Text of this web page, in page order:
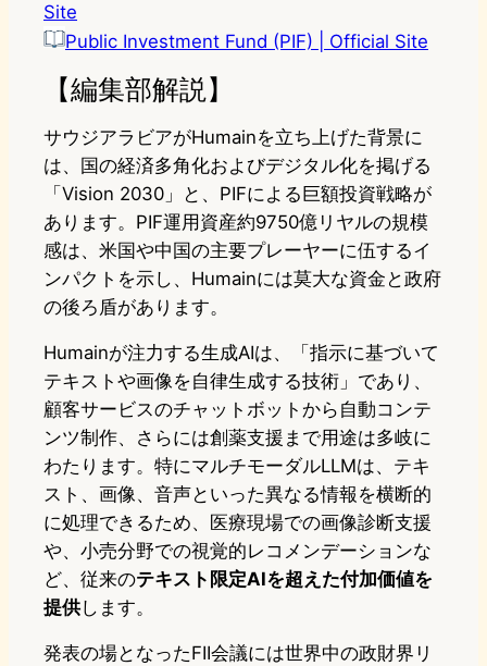
Site
Public Investment Fund (PIF) | Official Site
【編集部解説】
サウジアラビアがHumainを立ち上げた背景に
は、国の経済多角化およびデジタル化を掲げる
「Vision 2030」と、PIFによる巨額投資戦略が
あります。PIF運用資産約9750億リヤルの規模
感は、米国や中国の主要プレーヤーに伍するイ
ンパクトを示し、Humainには莫大な資金と政府
の後ろ盾があります。
Humainが注力する生成AIは、「指示に基づいて
テキストや画像を自律生成する技術」であり、
顧客サービスのチャットボットから自動コンテ
ンツ制作、さらには創薬支援まで用途は多岐に
わたります。特にマルチモーダルLLMは、テキ
スト、画像、音声といった異なる情報を横断的
に処理できるため、医療現場での画像診断支援
や、小売分野での視覚的レコメンデーションな
ど、従来のテキスト限定AIを超えた付加価値を
提供します。
発表の場となったFII会議には世界中の政財界リ